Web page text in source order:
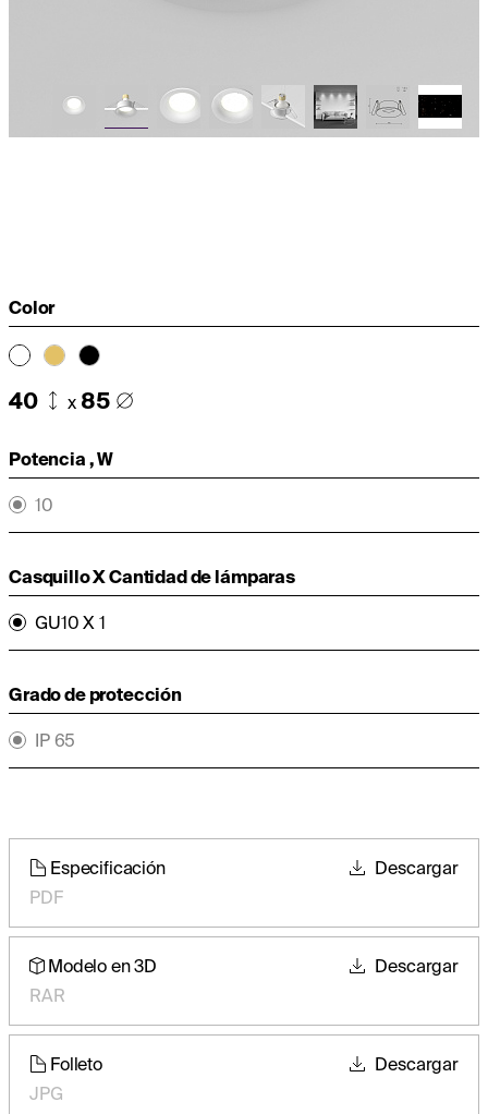
Color
40 x 85
Potencia , W
10
Casquillo X Cantidad de lámparas
GU10 X 1
Grado de protección
IP 65
Especificación
PDF
Descargar
Modelo en 3D
RAR
Descargar
Folleto
JPG
Descargar